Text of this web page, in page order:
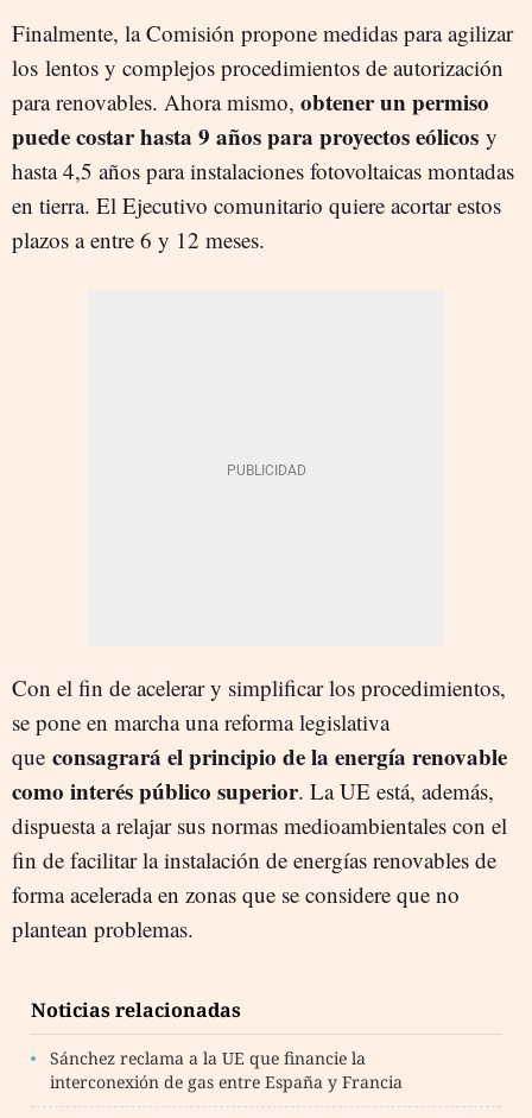
Finalmente, la Comisión propone medidas para agilizar
los lentos y complejos procedimientos de autorización
para renovables. Ahora mismo, obtener un permiso
puede costar hasta 9 años para proyectos eólicos y
hasta 4,5 años para instalaciones fotovoltaicas montadas
en tierra. El Ejecutivo comunitario quiere acortar estos
plazos a entre 6 y 12 meses.
Con el fin de acelerar y simplificar los procedimientos,
se pone en marcha una reforma legislativa
que consagrará el principio de la energía renovable
como interés público superior. La UE está, además,
dispuesta a relajar sus normas medioambientales con el
fin de facilitar la instalación de energías renovables de
forma acelerada en zonas que se considere que no
plantean problemas.
Noticias relacionadas
Sánchez reclama a la UE que financie la
interconexión de gas entre España y Francia